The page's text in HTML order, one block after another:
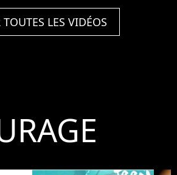
LES VIDÉOS